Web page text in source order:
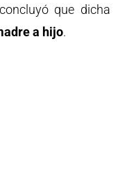
que dicha
a hijo.